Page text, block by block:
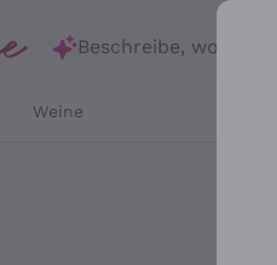
Beschreibe, wonach
Weine